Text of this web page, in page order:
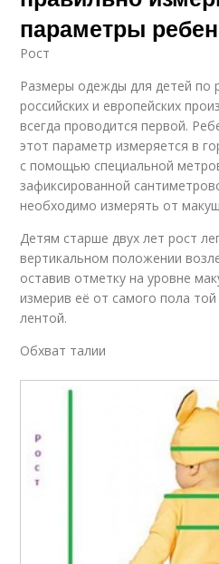
параметры
Рост
Размеры одежды для детей по
российских и европейских
всегда проводится первой.
этот параметр измеряется в
с помощью специальной
зафиксированной
необходимо измерять от
Детям старше двух лет рост
вертикальном положении
оставив отметку на уровне
измерив её от самого пола
лентой.
Обхват талии